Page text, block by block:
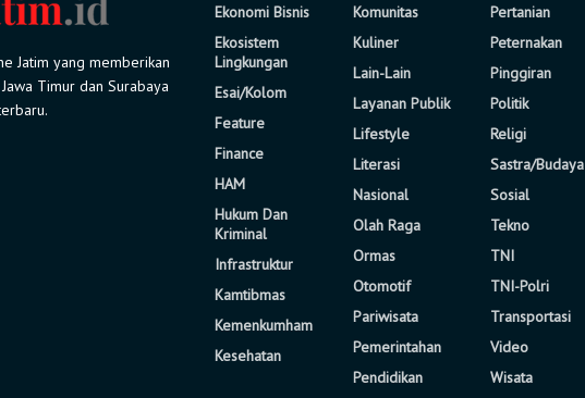
Jatim yang memberikan
Timur dan Surabaya
Ekonomi Bisnis
Ekosistem
Lingkungan
Esai/Kolom
Feature
Finance
HAM
Hukum Dan
Kriminal
Infrastruktur
Kamtibmas
Kemenkumham
Kesehatan
Komunitas
Kuliner
Lain-Lain
Layanan Publik
Lifestyle
Literasi
Nasional
Olah Raga
Ormas
Otomotif
Pariwisata
Pemerintahan
Pendidikan
Pertanian
Peternakan
Pinggiran
Politik
Religi
Sastra/Budaya
Sosial
Tekno
TNI
TNI-Polri
Transportasi
Video
Wisata